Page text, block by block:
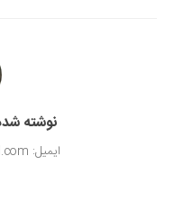
نوشته
ایمیل: majdi.mahta@gmail.com